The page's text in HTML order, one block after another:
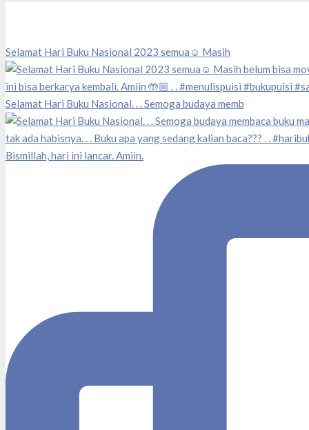
Selamat Hari Buku Nasional 2023 semua☺️ Masih
Selamat Hari Buku Nasional. . . Semoga budaya memb
Bismillah, hari ini lancar. Amiin.